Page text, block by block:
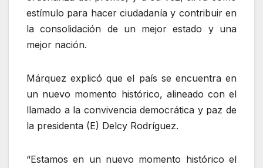
estímulo para hacer ciudadanía y contribuir en
la consolidación de un mejor estado y una
mejor nación.
Márquez explicó que el país se encuentra en
un nuevo momento histórico, alineado con el
llamado a la convivencia democrática y paz de
la presidenta (E) Delcy Rodríguez.
“Estamos en un nuevo momento histórico el